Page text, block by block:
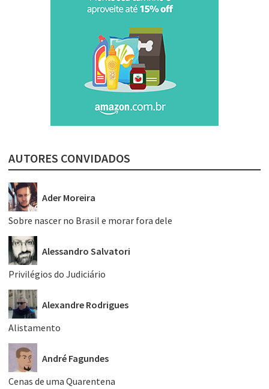
AUTORES CONVIDADOS
Ader Moreira
Sobre nascer no Brasil e morar fora dele
Alessandro Salvatori
Privilégios do Judiciário
Alexandre Rodrigues
Alistamento
André Fagundes
Cenas de uma Quarentena